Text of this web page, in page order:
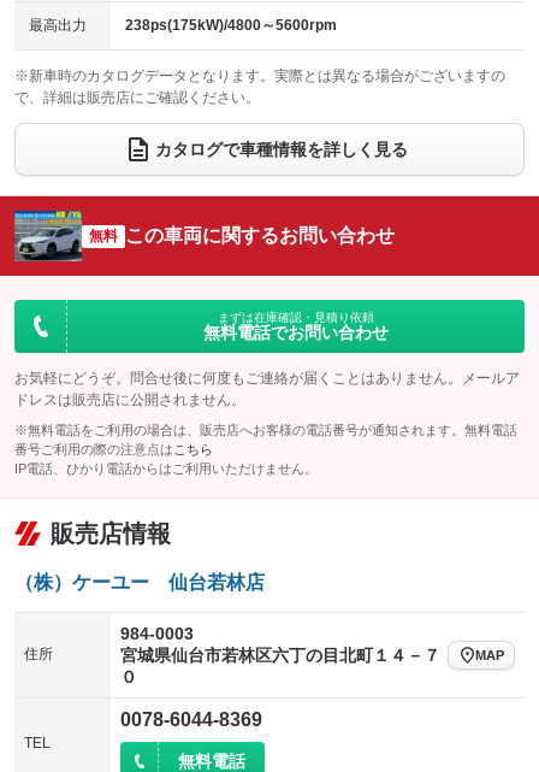
チップアップシート
：装備なし オットマン
：装備なし
電動格納サードシート
：装備なし シートヒーター
：装備あり
ウォークスルー
電動リアゲート フロントカメラ
：装備なし
シートエアコン
：装備あり 全周囲カメラ
：装備なし
サイドカメラ
：装備あり ルーフレール
：装備なし
エアサスペンション ヘッドライトウォッシャー
最高出力 238ps(175kW)/4800～5600rpm
※新車時のカタログデータとなります。実際とは異なる場合がございますの
で、詳細は販売店にご確認ください。
カタログで車種情報を詳しく見る
無料 この車両に関するお問い合わせ
まずは在庫確認・見積り依頼
無料電話でお問い合わせ
お気軽にどうぞ。問合せ後に何度もご連絡が届くことはありません。メールア
ドレスは販売店に公開されません。
※無料電話をご利用の場合は、販売店へお客様の電話番号が通知されます。無料電話
番号ご利用の際の注意点は こちら
IP電話、ひかり電話からはご利用いただけません。
販売店情報
（株）ケーユー 仙台若林店
住所
984-0003
宮城県仙台市若林区六丁の目北町１４－７
０
MAP
TEL
0078-6044-8369
無料電話